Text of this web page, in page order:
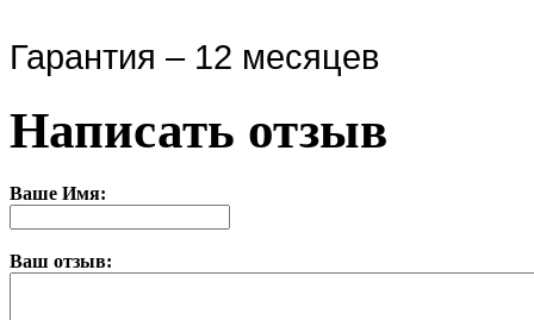
Гарантия – 12 месяцев
Написать отзыв
Ваше Имя:
Ваш отзыв: